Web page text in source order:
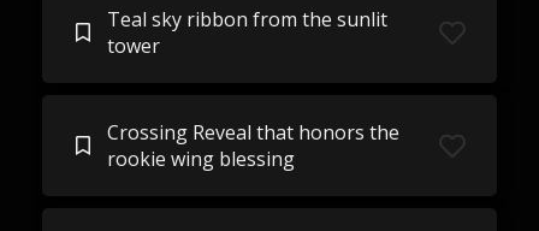
Teal sky ribbon from the sunlit
tower
Crossing Reveal that honors the
rookie wing blessing